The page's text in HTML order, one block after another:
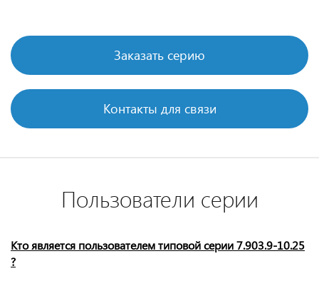
Заказать серию
Контакты для связи
Пользователи серии
Кто является пользователем типовой серии 7.903.9-10.25
?